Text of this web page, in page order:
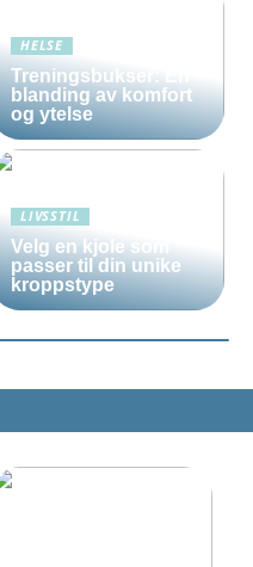
HELSE
Treningsbukser: En
blanding av komfort
og ytelse
LIVSSTIL
Velg en kjole som
passer til din unike
kroppstype